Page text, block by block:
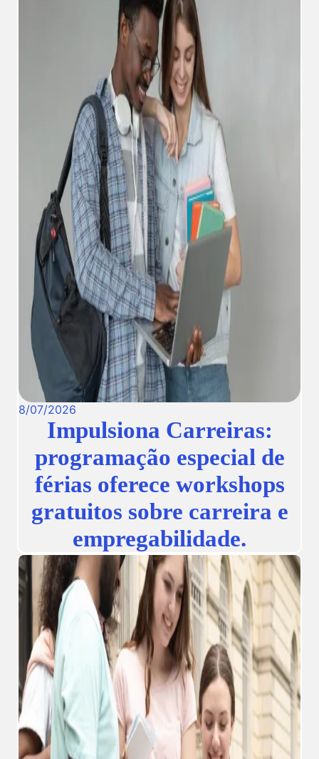
8/07/2026
Impulsiona Carreiras:
programação especial de
férias oferece workshops
gratuitos sobre carreira e
empregabilidade.